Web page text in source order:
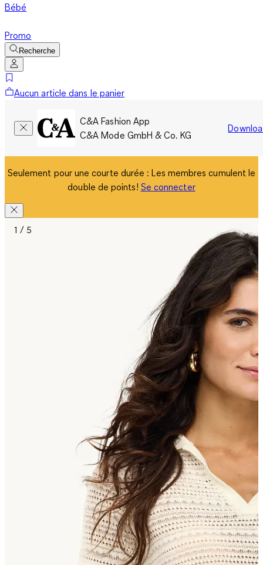
Bébé
Promo
Recherche
Aucun article dans le panier
C&A Fashion App
C&A Mode GmbH & Co. KG
Seulement pour une courte durée : Les membres cumulent le
double de points! Se connecter
1 / 5